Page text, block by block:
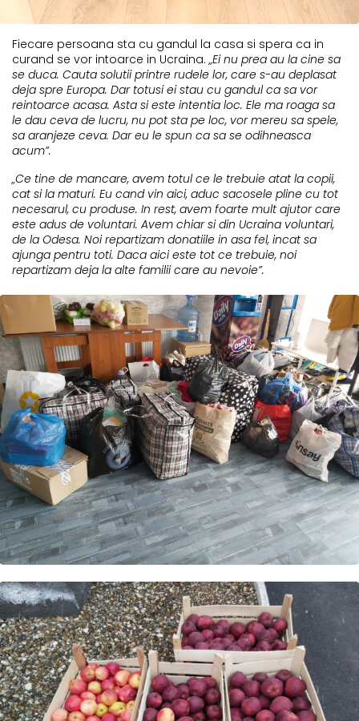
Fiecare persoana sta cu gandul la casa si spera ca in
curand se vor intoarce in Ucraina.„Ei nu prea au la cine sa
se duca. Cauta solutii printre rudele lor, care s-au deplasat
deja spre Europa. Dar totusi ei stau cu gandul ca sa vor
reintoarce acasa. Asta si este intentia loc. Ele ma roaga sa
le dau ceva de lucru, nu pot sta pe loc, vor mereu sa spele,
sa aranjeze ceva. Dar eu le spun ca sa se odihneasca
acum”.
„Ce tine de mancare, avem totul ce le trebuie atat la copii,
cat si la maturi. Eu cand vin aici, aduc sacosele pline cu tot
necesarul, cu produse. In rest, avem foarte mult ajutor care
este adus de voluntari. Avem chiar si din Ucraina voluntari,
de la Odesa. Noi repartizam donatiile in asa fel, incat sa
ajunga pentru toti. Daca aici este tot ce trebuie, noi
repartizam deja la alte familii care au nevoie”.